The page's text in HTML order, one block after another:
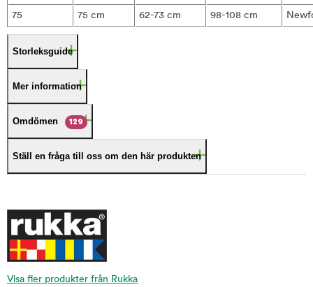
75 75 cm 62-73 cm 98-108 cm
Storleksguide
Mer information
Omdömen 129
Ställ en fråga till oss om den här produkten
Visa fler produkter från Rukka